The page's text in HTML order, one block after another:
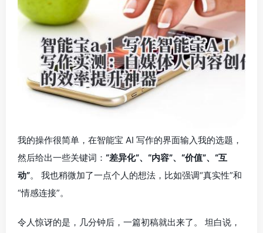
我的操作很简单，在智能宝 AI 写作的界面输入我的选题，
然后给出一些关键词： “差异化”、“内容”、“价值”、“互
动”。 我也稍微加了一点个人的想法，比如强调“真实性”和
“情感连接”。
令人惊讶的是，几分钟后，一篇初稿就出来了。 坦白说，